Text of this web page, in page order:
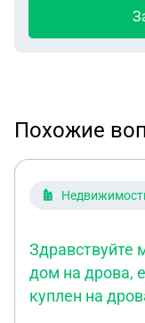
Похожие
Здравствуйте
дом на дрова,
куплен на